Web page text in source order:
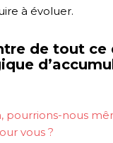
à évoluer.
de tout
nous
vous ?